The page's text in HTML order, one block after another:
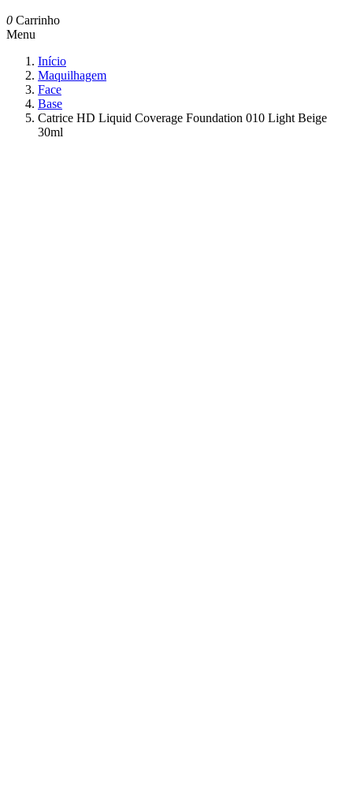
0 Carrinho
Menu
Início
Maquilhagem
Face
Base
Catrice HD Liquid Coverage Foundation 010 Light Beige
30ml